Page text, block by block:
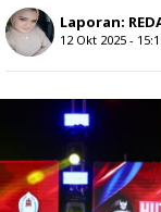
Laporan:
12 Okt 2025 -